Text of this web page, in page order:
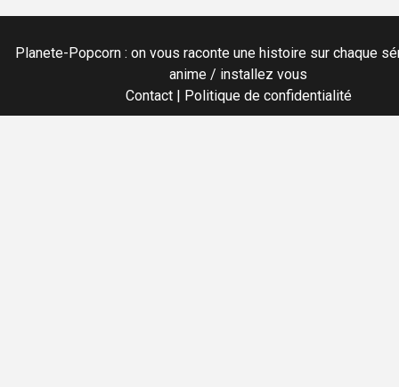
Planete-Popcorn : on vous raconte une histoire sur chaque
anime / installez vous
Contact| Politique de confidentialité